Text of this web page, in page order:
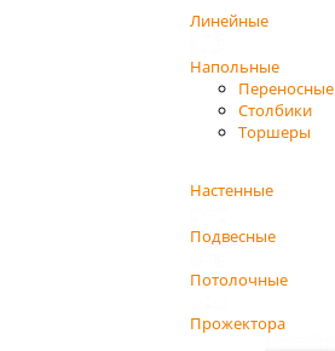
Линейные
Напольные
Переносные
Столбики
Торшеры
Настенные
Подвесные
Потолочные
Прожектора